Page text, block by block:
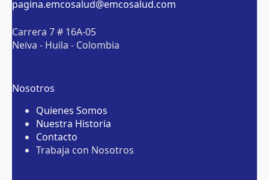
pagina.emcosalud@emcosalud.com
Carrera 7 # 16A-05
Neiva - Huila - Colombia
Nosotros
Quienes Somos
Nuestra Historia
Contacto
Trabaja con Nosotros